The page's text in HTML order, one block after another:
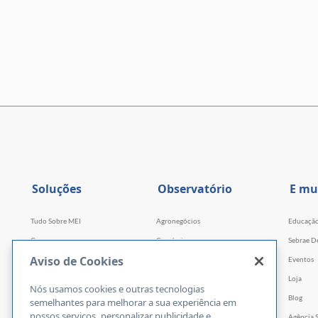
Soluções
Tudo Sobre MEI
Cursos
Cursos por WhatsApp
Faculdade Sebrae
Observatório
Agronegócios
Comércio
Tecnologia e Startups
E
Sebrae
Eventos
Loja
Blog
Aviso de Cookies
Nós usamos cookies e outras tecnologias
semelhantes para melhorar a sua experiência em